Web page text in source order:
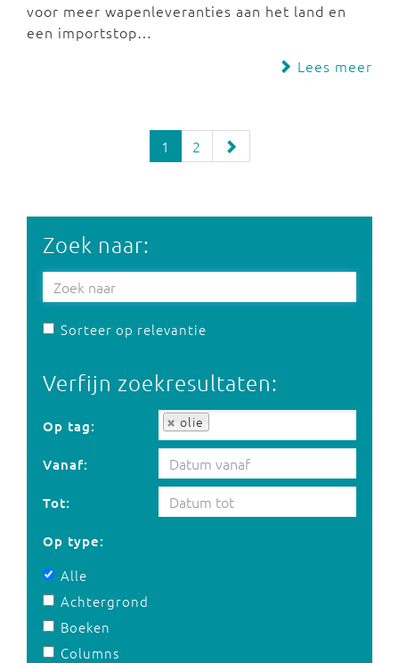
voor meer wapenleveranties aan het land en
een importstop…
Lees meer
1 2
Zoek naar:
Sorteer op relevantie
Verfijn zoekresultaten:
Op tag: olie
Op tag:
Vanaf:
Tot:
Op type:
Alle
Achtergrond
Boeken
Columns